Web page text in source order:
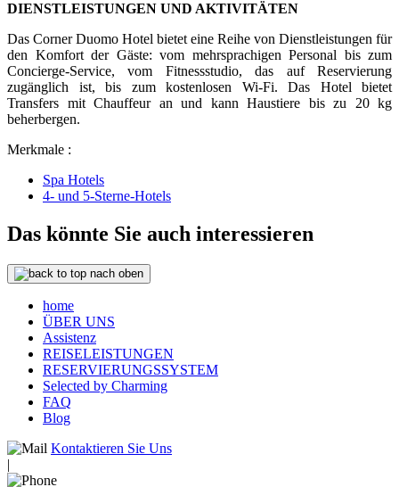
DIENSTLEISTUNGEN UND AKTIVITÄTEN
Das Corner Duomo Hotel bietet eine Reihe von Dienstleistungen für
den Komfort der Gäste: vom mehrsprachigen Personal bis zum
Concierge-Service, vom Fitnessstudio, das auf Reservierung
zugänglich ist, bis zum kostenlosen Wi-Fi. Das Hotel bietet
Transfers mit Chauffeur an und kann Haustiere bis zu 20 kg
beherbergen.
Merkmale :
Spa Hotels
4- und 5-Sterne-Hotels
Das könnte Sie auch interessieren
nach oben
home
ÜBER UNS
Assistenz
REISELEISTUNGEN
RESERVIERUNGSSYSTEM
Selected by Charming
FAQ
Blog
Kontaktieren Sie Uns
|